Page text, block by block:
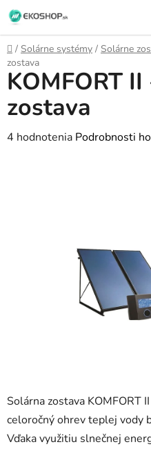
Prejsť
na
obsah
Domov
/ Solárne systémy / Solárne
zostava
Solárna zostava KOMFORT
celoročný ohrev teplej vody
Vďaka využitiu slnečnej
KOMFORT
zostava
Priemerné
4 hodnotenia Podrobnosti